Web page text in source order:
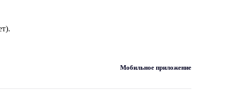
Мобильное приложение